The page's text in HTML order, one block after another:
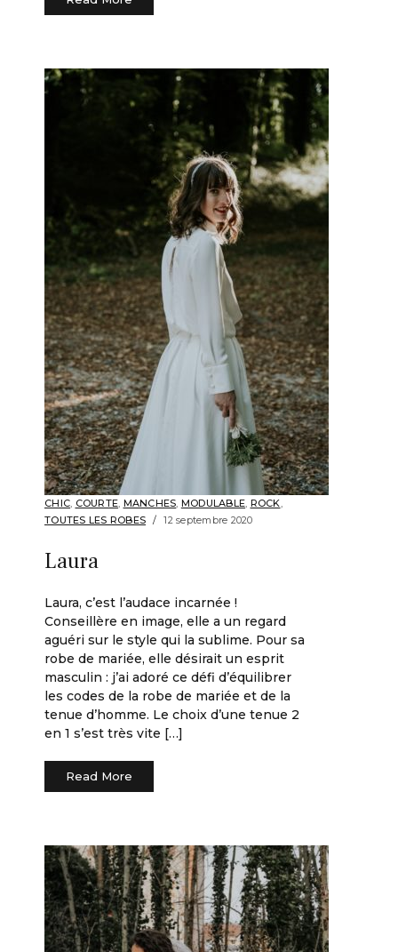
CHIC, COURTE, MANCHES, MODULABLE, ROCK,
TOUTES LES ROBES
12 septembre 2020
Laura
Laura, c’est l’audace incarnée !
Conseillère en image, elle a un regard
aguéri sur le style qui la sublime. Pour sa
robe de mariée, elle désirait un esprit
masculin : j’ai adoré ce défi d’équilibrer
les codes de la robe de mariée et de la
tenue d’homme. Le choix d’une tenue 2
en 1 s’est très vite […]
Read More